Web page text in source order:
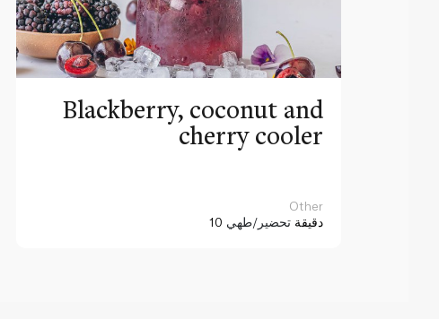
Blackberry, coconut and
cherry cooler
Other
10 دقيقة تحضير/طهي